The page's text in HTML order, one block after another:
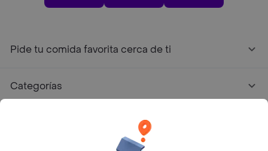
Pide tu comida favorita cerca de ti
Categorías